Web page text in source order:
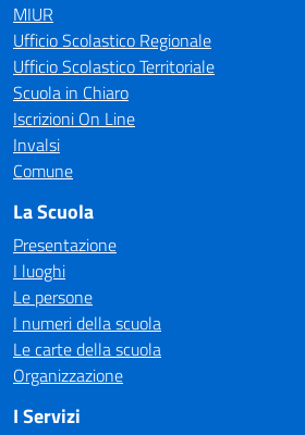
MIUR
Ufficio Scolastico Regionale
Ufficio Scolastico Territoriale
Scuola in Chiaro
Iscrizioni On Line
Invalsi
Comune
La Scuola
Presentazione
I luoghi
Le persone
I numeri della scuola
Le carte della scuola
Organizzazione
I Servizi